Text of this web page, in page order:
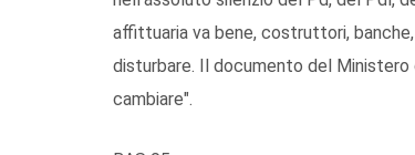
affittuaria va bene, costruttori,
disturbare. Il documento del Ministero
cambiare".